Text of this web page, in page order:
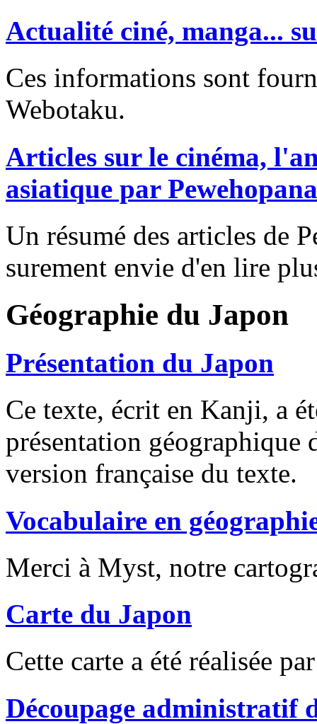
Actualité ciné, manga...
Ces informations sont
Webotaku.
Articles sur le cinéma,
asiatique par Pewehopana
Un résumé des articles de
surement envie d'en lire
Géographie du Japon
Présentation du Japon
Ce texte, écrit en Kanji, a
présentation géographique
version française du texte.
Vocabulaire en
Merci à Myst, notre
Carte du Japon
Cette carte a été réalisée
Découpage administratif